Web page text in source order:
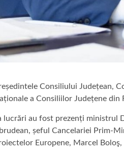
Consiliului Județean,
a Consiliilor Județene din
lucrări au fost prezenți ministrul
șeful Cancelariei Prim-
Europene, Marcel